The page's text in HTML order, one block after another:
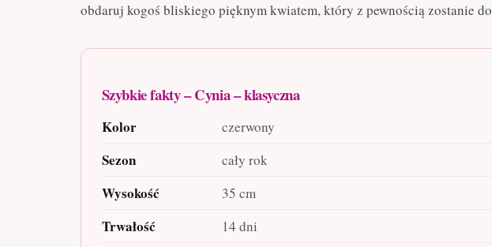
obdaruj kogoś bliskiego pięknym kwiatem, który z pewnością zostanie
Szybkie fakty – Cynia – klasyczna
Kolor czerwony
Sezon cały rok
Wysokość 35 cm
Trwałość 14 dni